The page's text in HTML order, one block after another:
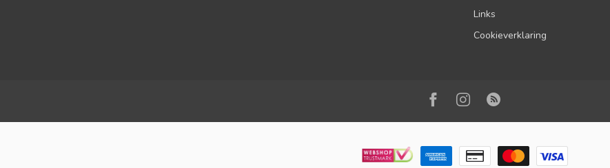
Links
Cookieverklaring